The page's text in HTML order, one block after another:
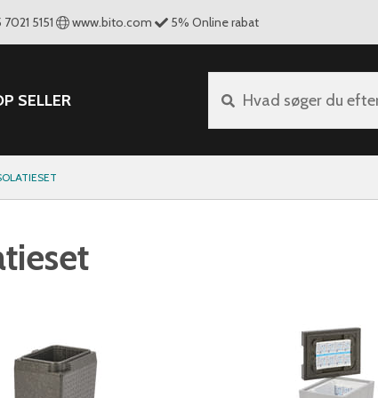
7021 5151 www.bito.com 5% Online rabat
SELLER Hvad søger du